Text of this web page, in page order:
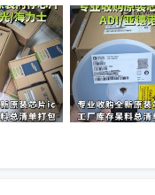
免费快速精准估价
，一站式清库存省心省力
！
收起